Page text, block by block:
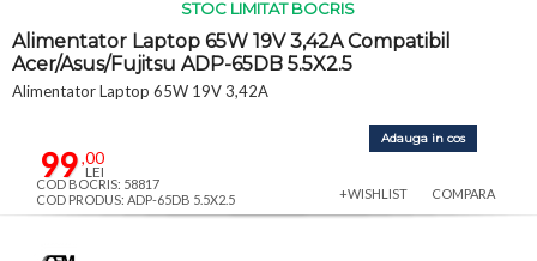
STOC LIMITAT BOCRIS
Alimentator Laptop 65W 19V 3,42A Compatibil
Acer/Asus/Fujitsu ADP-65DB 5.5X2.5
Alimentator Laptop 65W 19V 3,42A
99,00
LEI
Adauga in cos
COD BOCRIS: 58817
COD PRODUS: ADP-65DB 5.5X2.5
+WISHLIST COMPARA